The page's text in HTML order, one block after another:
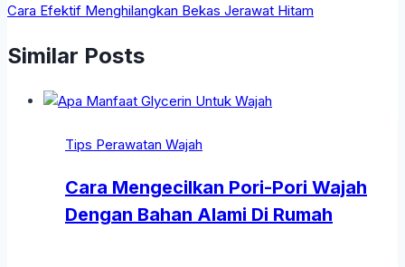
Cara Efektif Menghilangkan Bekas Jerawat Hitam
Similar Posts
Tips Perawatan Wajah
Cara Mengecilkan Pori-Pori Wajah
Dengan Bahan Alami Di Rumah